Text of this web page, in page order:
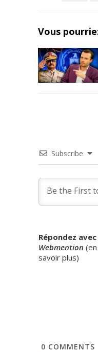
Vous
Subscribe
Répondez avec
Webmention (en
savoir plus)
0 COMMENTS